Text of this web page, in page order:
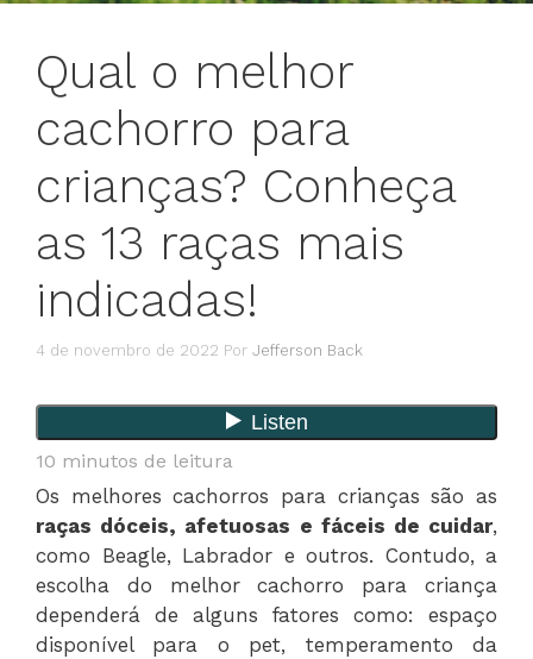
Qual o melhor
cachorro para
crianças? Conheça
as 13 raças mais
indicadas!
4 de novembro de 2022 Por Jefferson Back
10 minutos de leitura
Os melhores cachorros para crianças são as
raças dóceis, afetuosas e fáceis de cuidar,
como Beagle, Labrador e outros. Contudo, a
escolha do melhor cachorro para criança
dependerá de alguns fatores como: espaço
disponível para o pet, temperamento da